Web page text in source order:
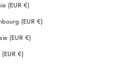
(EUR €)
(EUR €)
(EUR €)
€)